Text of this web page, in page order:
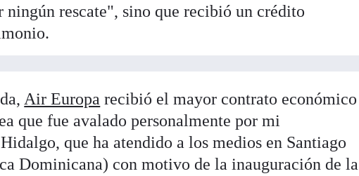
rescate", sino que recibió un crédito
Air Europa recibió el mayor contrato económico
que fue avalado personalmente por mi
que ha atendido a los medios en Santiago
Dominicana) con motivo de la inauguración de la